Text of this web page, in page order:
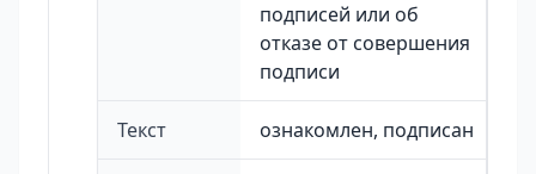
подписей или об
отказе от совершения
подписи
Текст ознакомлен, подписан